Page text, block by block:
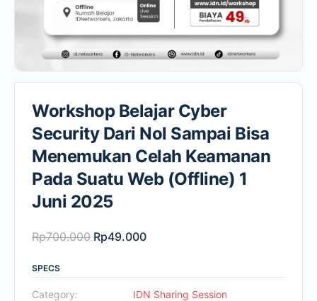
Workshop Belajar Cyber
Security Dari Nol Sampai Bisa
Menemukan Celah Keamanan
Pada Suatu Web (Offline) 1
Juni 2025
Rp700.000 Original
was:
Rp700.000.
Rp49.000Current
is:
Rp49.000.
SPECS
Category:
IDN Sharing Session